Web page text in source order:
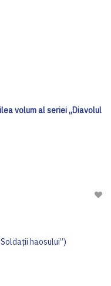
volum al seriei „Diavolul